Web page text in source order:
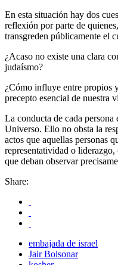
En esta situación hay dos
reflexión por parte de
transgreden públicamente el
¿Acaso no existe una clara
judaísmo?
¿Cómo influye entre propios
precepto esencial de nuestra
La conducta de cada
Universo. Ello no obsta la
actos que aquellas personas
representatividad o liderazgo,
que deban observar
Share:
embajada de israel
Jair Bolsonar